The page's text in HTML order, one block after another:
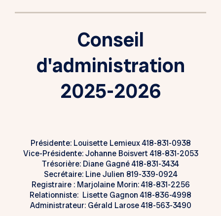
Conseil
d'administration
2025-2026
Présidente: Louisette Lemieux 418-831-0938
Vice-Présidente: Johanne Boisvert 418-831-2053
Trésorière: Diane Gagné 418-831-3434
Secrétaire: Line Julien 819-339-0924
Registraire : Marjolaine Morin: 418-831-2256
Relationniste: Lisette Gagnon 418-836-4998
Administrateur: Gérald Larose 418-563-3490